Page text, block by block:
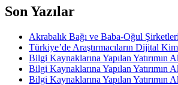
Son Yazılar
Akrabalık Bağı ve Baba-Oğul
Türkiye’de Araştırmacıların Dijital
Bilgi Kaynaklarına Yapılan
Bilgi Kaynaklarına Yapılan Yatırımın
Bilgi Kaynaklarına Yapılan Yatırımın